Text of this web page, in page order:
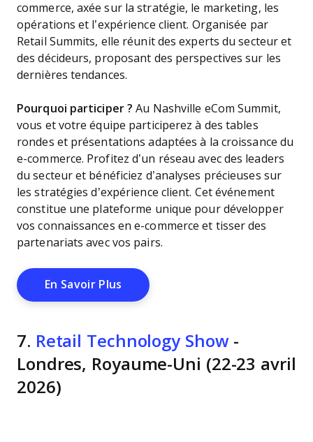
commerce, axée sur la stratégie, le marketing, les
opérations et l’expérience client. Organisée par
Retail Summits, elle réunit des experts du secteur et
des décideurs, proposant des perspectives sur les
dernières tendances.
Pourquoi participer ? Au Nashville eCom Summit,
vous et votre équipe participerez à des tables
rondes et présentations adaptées à la croissance du
e-commerce. Profitez d’un réseau avec des leaders
du secteur et bénéficiez d’analyses précieuses sur
les stratégies d’expérience client. Cet événement
constitue une plateforme unique pour développer
vos connaissances en e-commerce et tisser des
partenariats avec vos pairs.
En Savoir Plus Opens New Window
7. Retail Technology Show-
Londres, Royaume-Uni (22-23 avril
2026)